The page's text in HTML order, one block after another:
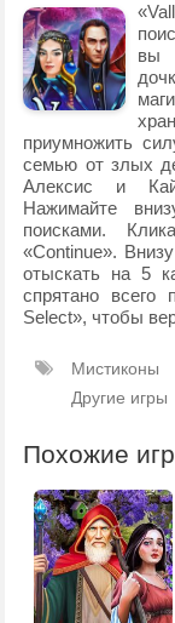
вы
приумножить
семью от злых
Алексис и
Нажимайте
поисками.
«Continue».
отыскать на 5
спрятано
Select», чтобы
Мистиконы
Другие игры
Похожие